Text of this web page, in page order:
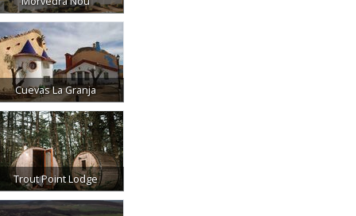
Cuevas La Granja
Trout Point Lodge